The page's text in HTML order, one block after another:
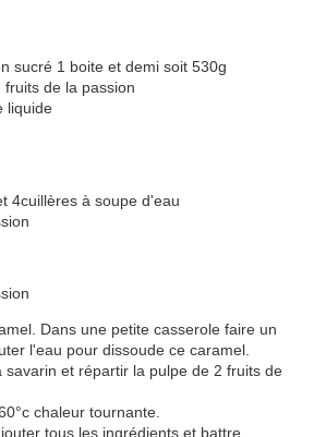
sucré 1 boite et demi soit 530g
de la passion
liquide
4cuillères à soupe d'eau
Dans une petite casserole faire un
l'eau pour dissoude ce caramel.
savarin et répartir la pulpe de 2 fruits de
chaleur tournante.
tous les ingrédients et battre